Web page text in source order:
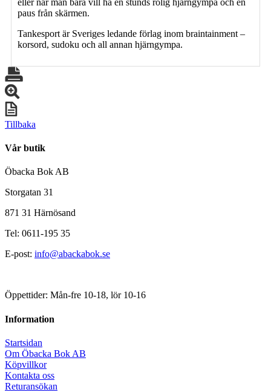
paus från skärmen.
Tankesport är Sveriges ledande förlag inom braintainment –
korsord, sudoku och all annan hjärngympa.
Tillbaka
Vår butik
Öbacka Bok AB
Storgatan 31
871 31 Härnösand
Tel: 0611-195 35
E-post: info@abackabok.se
Öppettider: Mån-fre 10-18, lör 10-16
Information
Startsidan
Om Öbacka Bok AB
Köpvillkor
Kontakta oss
Returansökan